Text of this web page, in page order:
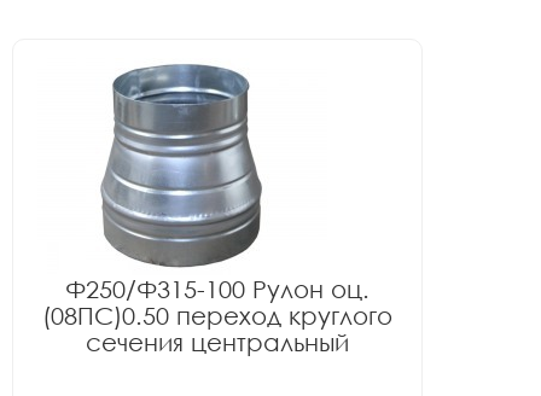
Ф250/Ф315-100 Рулон оц.
(08ПС)0.50 переход круглого
сечения центральный